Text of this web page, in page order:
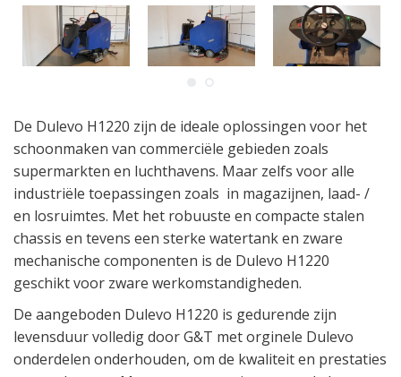
De Dulevo H1220 zijn de ideale oplossingen voor het
schoonmaken van commerciële gebieden zoals
supermarkten en luchthavens. Maar zelfs voor alle
industriële toepassingen zoals in magazijnen, laad- /
en losruimtes. Met het robuuste en compacte stalen
chassis en tevens een sterke watertank en zware
mechanische componenten is de Dulevo H1220
geschikt voor zware werkomstandigheden.
De aangeboden Dulevo H1220 is gedurende zijn
levensduur volledig door G&T met orginele Dulevo
onderdelen onderhouden, om de kwaliteit en prestaties